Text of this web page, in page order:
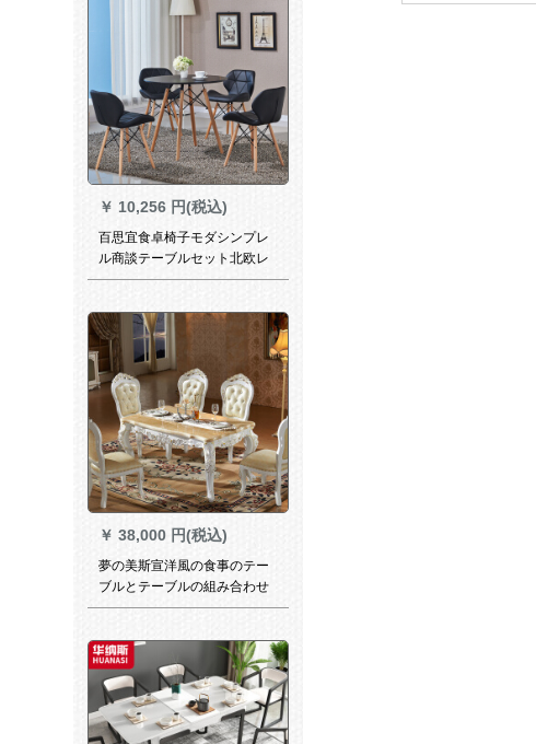
の簡易正方形テーブル一つの
テーブル四つの椅子。
￥ 10,256 円(税込)
百思宜食卓椅子モダシンプレ
ル商談テーブルセット北欧レ
ジャー接待ビジネステーブル
ドテーブル（一つのテーブル
四つの椅子）
￥ 38,000 円(税込)
夢の美斯宣洋風の食事のテー
ブルとテーブルの組み合わせ
大理石のテーブルの純木の天
客間の長方形のテーブルの説
明金のテーブル798天然の米
の黄玉の台の面（1.3メート
ル）の食卓